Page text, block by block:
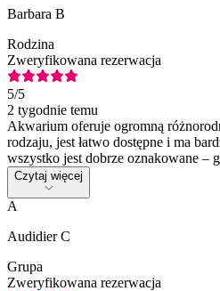
Barbara B
Rodzina
Zweryfikowana rezerwacja
5/5
2 tygodnie temu
Akwarium oferuje ogromną
rodzaju, jest łatwo dostępne i ma
wszystko jest dobrze oznakowane –
Czytaj więcej
A
Audidier C
Grupa
Zweryfikowana rezerwacja